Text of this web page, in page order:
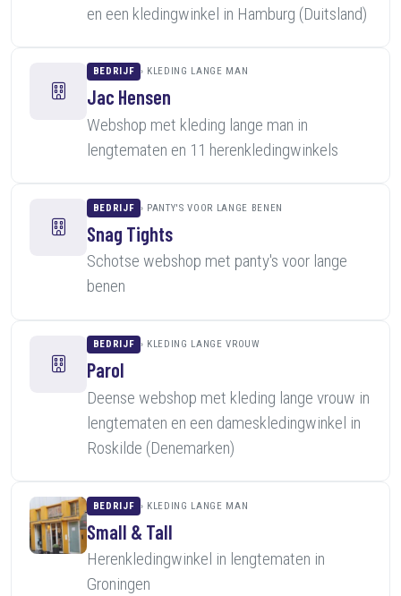
en een kledingwinkel in Hamburg (Duitsland)
BEDRIJF KLEDING LANGE MAN
Jac Hensen
Webshop met kleding lange man in
lengtematen en 11 herenkledingwinkels
BEDRIJF PANTY'S VOOR LANGE BENEN
Snag Tights
Schotse webshop met panty's voor lange
benen
BEDRIJF KLEDING LANGE VROUW
Parol
Deense webshop met kleding lange vrouw in
lengtematen en een dameskledingwinkel in
Roskilde (Denemarken)
BEDRIJF KLEDING LANGE MAN
Small & Tall
Herenkledingwinkel in lengtematen in
Groningen